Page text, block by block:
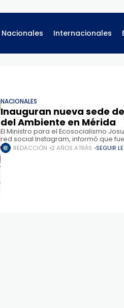
Nacionales Internacionales
NACIONALES
Inauguran nueva sede
del Ambiente en Mérida
El Ministro para el Ecosocialismo
red social Instagram, informó que
Universidad Popular del Ambiente
REDACCIÓN 2 AÑOS ATRÁS SEGUIR